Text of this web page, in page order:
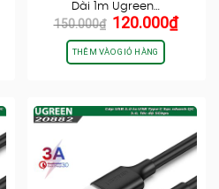
Dài 1m Ugreen…
150.000₫ Giá
gốc
là:
150.000₫.
120.000₫Giá
THÊM VÀO GIỎ HÀNG